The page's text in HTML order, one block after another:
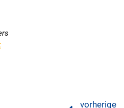
vorherige